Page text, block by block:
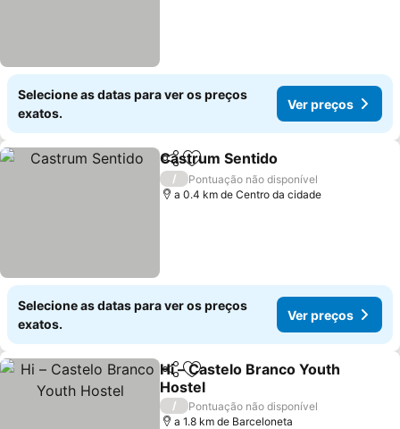
Selecione as datas para ver os preços
exatos.
Ver preços
PartilharAdicionar aos favoritos
Castrum Sentido
/
Pontuação não disponível
a 0.4 km de Centro da cidade
Selecione as datas para ver os preços
exatos.
Ver preços
PartilharAdicionar aos favoritos
Hi – Castelo Branco Youth
Hostel
Ver preços
/
Pontuação não disponível
a 1.8 km de Barceloneta